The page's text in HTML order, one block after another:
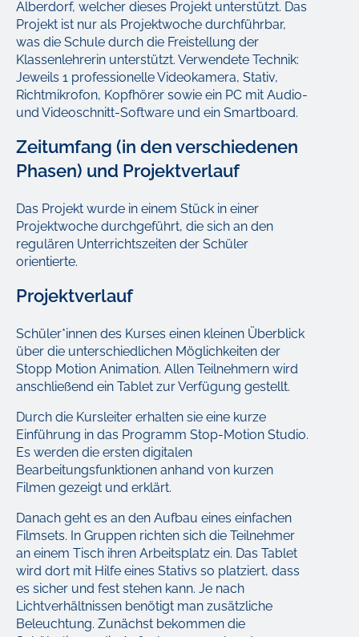
Alberdorf, welcher dieses Projekt unterstützt. Das
Projekt ist nur als Projektwoche durchführbar,
was die Schule durch die Freistellung der
Klassenlehrerin unterstützt. Verwendete Technik:
Jeweils 1 professionelle Videokamera, Stativ,
Richtmikrofon, Kopfhörer sowie ein PC mit Audio-
und Videoschnitt-Software und ein Smartboard.
Zeitumfang (in den verschiedenen
Phasen) und Projektverlauf
Das Projekt wurde in einem Stück in einer
Projektwoche durchgeführt, die sich an den
regulären Unterrichtszeiten der Schüler
orientierte.
Projektverlauf
Schüler*innen des Kurses einen kleinen Überblick
über die unterschiedlichen Möglichkeiten der
Stopp Motion Animation. Allen Teilnehmern wird
anschließend ein Tablet zur Verfügung gestellt.
Durch die Kursleiter erhalten sie eine kurze
Einführung in das Programm Stop-Motion Studio.
Es werden die ersten digitalen
Bearbeitungsfunktionen anhand von kurzen
Filmen gezeigt und erklärt.
Danach geht es an den Aufbau eines einfachen
Filmsets. In Gruppen richten sich die Teilnehmer
an einem Tisch ihren Arbeitsplatz ein. Das Tablet
wird dort mit Hilfe eines Stativs so platziert, dass
es sicher und fest stehen kann. Je nach
Lichtverhältnissen benötigt man zusätzliche
Beleuchtung. Zunächst bekommen die